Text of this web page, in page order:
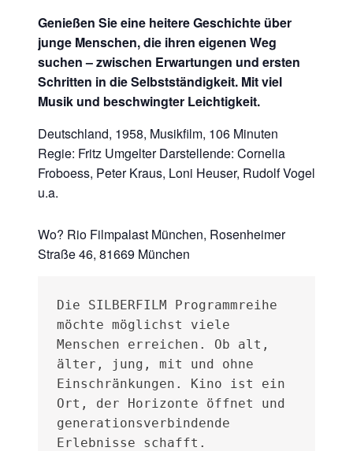
Genießen Sie eine heitere Geschichte über
junge Menschen, die ihren eigenen Weg
suchen – zwischen Erwartungen und ersten
Schritten in die Selbstständigkeit. Mit viel
Musik und beschwingter Leichtigkeit.
Deutschland, 1958, Musikfilm, 106 Minuten
Regie: Fritz Umgelter Darstellende: Cornelia
Froboess, Peter Kraus, Loni Heuser, Rudolf Vogel
u.a.
Wo? Rio Filmpalast München, Rosenheimer
Straße 46, 81669 München
Die SILBERFILM Programmreihe
möchte möglichst viele
Menschen erreichen. Ob alt,
älter, jung, mit und ohne
Einschränkungen. Kino ist ein
Ort, der Horizonte öffnet und
generationsverbindende
Erlebnisse schafft.